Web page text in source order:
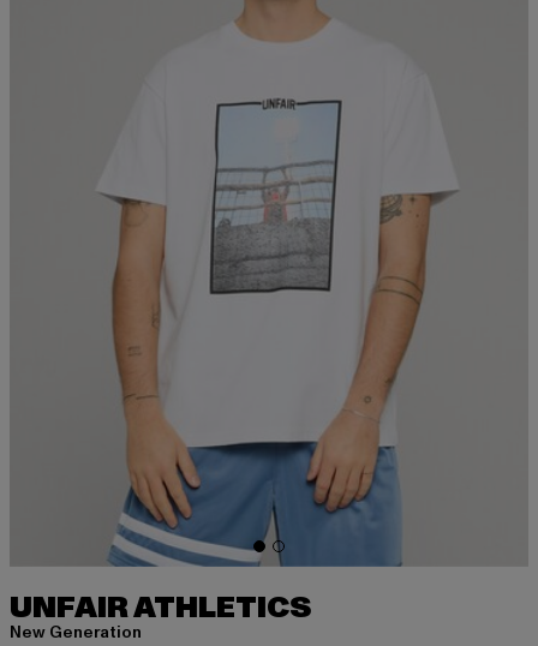
UNFAIR ATHLETICS
New Generation